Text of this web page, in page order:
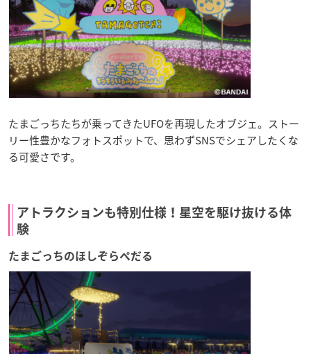
たまごっちたちが乗ってきたUFOを再現したオブジェ。ストー
リー性豊かなフォトスポットで、思わずSNSでシェアしたくな
る可愛さです。
アトラクションも特別仕様！星空を駆け抜ける体
験
たまごっちのほしぞらぺだる